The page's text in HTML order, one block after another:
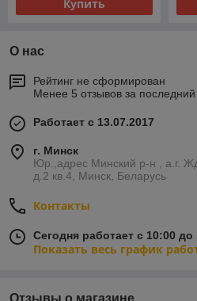
Купить
О нас
Рейтинг не сформирован
Менее 5 отзывов за последний
Работает с 13.07.2017
г. Минск
Юр.,адрес Минский р-н , а.г.
д.2 кв.4, Минск, Беларусь
Контакты
Сегодня работает с 10:00 до
Показать весь график